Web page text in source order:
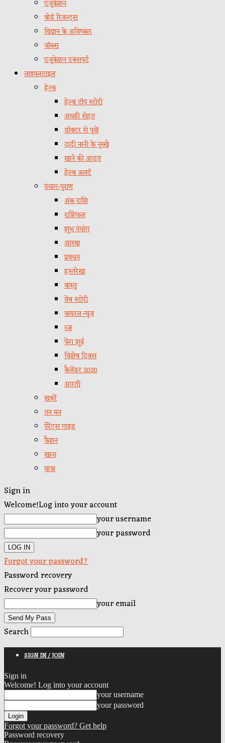
एजुकेशन
बोर्ड रिजल्ट्स
विज्ञान के अविष्कार
जॉब्स
एजुकेशन एक्सपर्ट
लाइफस्टाइल
हेल्थ
हेल्थ टॉप स्टोरी
अच्छी सेहत
डॉक्टर से पूछें
दादी नानी के नुस्खे
खाने की आदत
हेल्थ अलर्ट
पंचाग-पुराण
अंक राशि
राशिफल
शुभ पंचांग
आस्था
प्रवचन
हस्तरेखा
वास्तु
वेब स्टोरी
वायरल न्यूज़
रत्न
फेंग शुई
विशेष दिवस
कैलेंडर 2020
आरती
खबरें
तन मन
पेरेंट्स गाइड
फैशन
खाना
यात्रा
Sign in
Welcome!Log into your account
your username
your password
Forgot your password?
Password recovery
Recover your password
your email
Search
SIGN IN / JOIN
Sign in
Welcome! Log into your account
your username
your password
Forgot your password? Get help
Password recovery